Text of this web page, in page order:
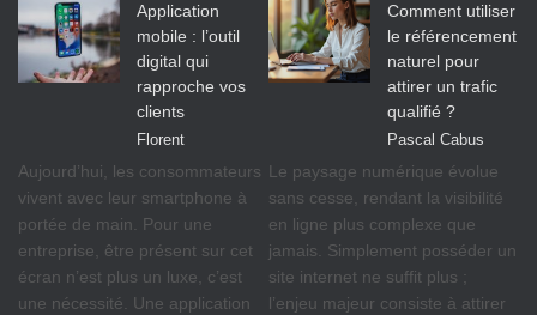
Application
mobile : l’outil
digital qui
rapproche vos
clients
Florent
Aujourd’hui, les consommateurs
vivent avec leur smartphone à
portée de main. Pour une
entreprise, être présent sur cet
écran n’est plus un luxe, c’est
une nécessité. Une application
Comment utiliser
le référencement
naturel pour
attirer un trafic
qualifié ?
Pascal Cabus
Le paysage numérique évolue
sans cesse, rendant la visibilité
en ligne plus complexe que
jamais. Simplement posséder un
site internet ne suffit plus ;
l’enjeu majeur consiste à attirer